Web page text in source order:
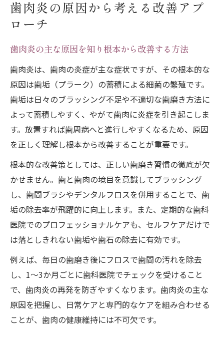
歯肉炎の原因から考える改善アプ
ローチ
歯肉炎の主な原因を知り根本から改善する方法
歯肉炎は、歯肉の炎症が主な症状ですが、その根本的な
原因は歯垢（プラーク）の蓄積による細菌の繁殖です。
歯垢は日々のブラッシング不足や不適切な歯磨き方法に
よって蓄積しやすく、やがて歯肉に炎症を引き起こしま
す。放置すれば歯周病へと進行しやすくなるため、原因
を正しく理解し根本から改善することが重要です。
根本的な改善策としては、正しい歯磨き習慣の徹底が欠
かせません。歯と歯肉の境目を意識してブラッシング
し、歯間ブラシやデンタルフロスを併用することで、歯
垢の除去率が飛躍的に向上します。また、定期的な歯科
医院でのプロフェッショナルケアも、セルフケアだけで
は落としきれない歯垢や歯石の除去に有効です。
例えば、毎日の歯磨き後にフロスで歯間の汚れを除去
し、1～3か月ごとに歯科医院でチェックを受けること
で、歯肉炎の再発を防ぎやすくなります。歯肉炎の主な
原因を把握し、日常ケアと専門的なケアを組み合わせる
ことが、歯肉の健康維持には不可欠です。